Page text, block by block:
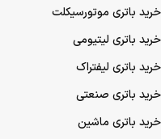
خرید باتری موتورسیکلت
خرید باتری لیتیومی
خرید باتری لیفتراک
خرید باتری صنعتی
خرید باتری ماشین